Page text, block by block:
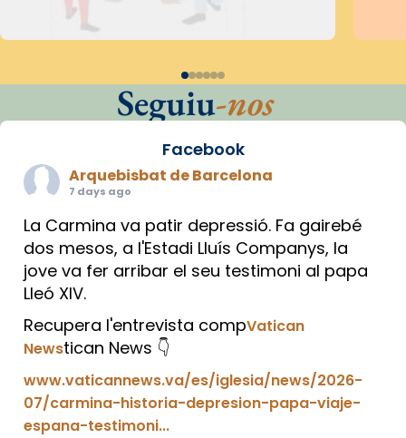
Seguiu-nos
Facebook
Arquebisbat de Barcelona
7 days ago
La Carmina va patir depressió. Fa gairebé
dos mesos, a l'Estadi Lluís Companys, la
jove va fer arribar el seu testimoni al papa
Lleó XIV.
Recupera l'entrevista compVatican
Newstican News 👇
www.vaticannews.va/es/iglesia/news/2026-
07/carmina-historia-depresion-papa-viaje-
espana-testimoni...